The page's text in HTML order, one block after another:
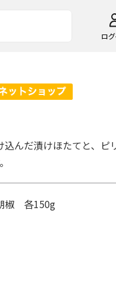
ロ
んだ漬けほたてと、ピ
椒 各150g